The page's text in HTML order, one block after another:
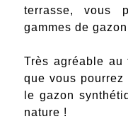
terrasse, vous
gammes de
Très agréable au
que vous
le gazon
nature !